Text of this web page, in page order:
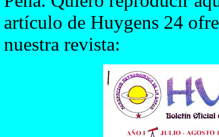
artículo de Huygens 24
nuestra revista: